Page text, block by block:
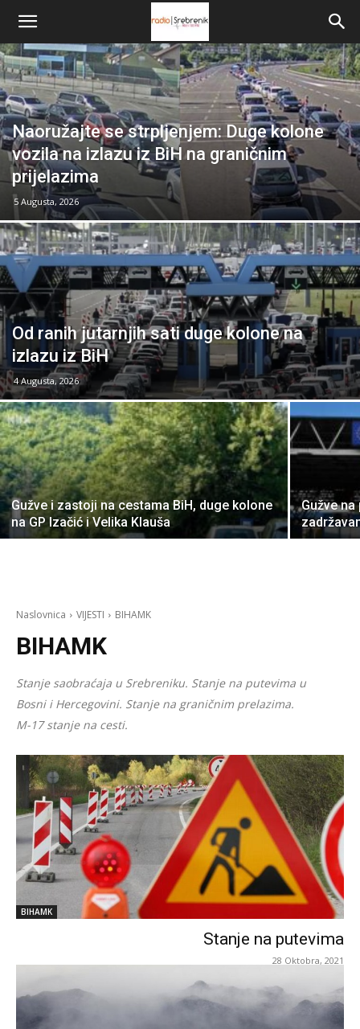
Naoružajte se strpljenjem: Duge kolone
vozila na izlazu iz BiH na graničnim
prijelazima
5 Augusta, 2026
Od ranih jutarnjih sati duge kolone na
izlazu iz BiH
4 Augusta, 2026
Gužve i zastoji na cestama BiH, duge kolone
na GP Izačić i Velika Klauša
Gužve
Naslovnica VIJESTI BIHAMK
BIHAMK
Stanje saobraćaja u Srebreniku. Stanje na putevima u
Bosni i Hercegovini. Stanje na graničnim prelazima.
M-17 stanje na cesti.
BIHAMK
Stanje na putevima
28 Oktobra, 2021